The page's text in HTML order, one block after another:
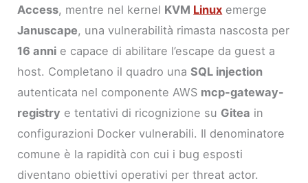
Access, mentre nel kernel KVM Linux emerge
Januscape, una vulnerabilità rimasta nascosta per
16 anni e capace di abilitare l’escape da guest a
host. Completano il quadro unaSQL injection
autenticata nel componente AWS mcp-gateway-
registry e tentativi di ricognizione su Gitea in
configurazioni Docker vulnerabili. Il denominatore
comune è la rapidità con cui i bug esposti
diventano obiettivi operativi per threat actor.